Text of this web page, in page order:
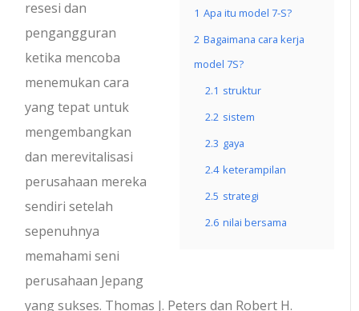
1 Apa itu model 7-S?
2 Bagaimana cara kerja
model 7S?
2.1 struktur
2.2 sistem
2.3 gaya
2.4 keterampilan
2.5 strategi
2.6 nilai bersama
resesi dan
pengangguran
ketika mencoba
menemukan cara
yang tepat untuk
mengembangkan
dan merevitalisasi
perusahaan mereka
sendiri setelah
sepenuhnya
memahami seni
perusahaan Jepang
yang sukses. Thomas J. Peters dan Robert H.